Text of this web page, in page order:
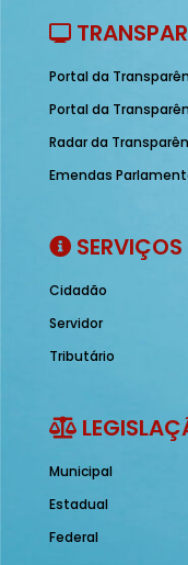
Portal da
Portal da
Radar da
Emendas
SERVIÇOS
Cidadão
Servidor
Tributário
Municipal
Estadual
Federal